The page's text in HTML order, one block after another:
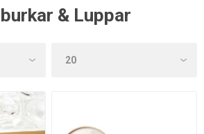
& Luppar